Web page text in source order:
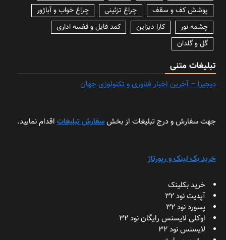
پوشش کف و سقف
چراغ تزئینی
چراغ خواب و آباژور
چشمه نور
کارا دیزاین
کمد فایل و قفسه اداری
گل و گلدان
تبلیغات متنی
دیجیزا – آخرین اخبار فناوری و تکنولوژی جهان
جهت سفارش و درج تبلیغات از بخشسفارش تبلیغات اقدام نمایید.
خرید بک لینک و رپورتاژ
خرید بکلینک
آپدیت نود 32
پسورد نود 32
اوکلی لایسنس رایگان نود 32
لایسنس نود 32